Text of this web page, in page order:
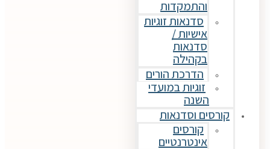
והתמקדות
סדנאות זוגיות
אישיות /
סדנאות
בקהילה
הדרכת הורים
זוגיות במועדי
השנה
קורסים וסדנאות
קורסים
אינטרנטיים